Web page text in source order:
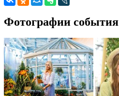
Фотографии события